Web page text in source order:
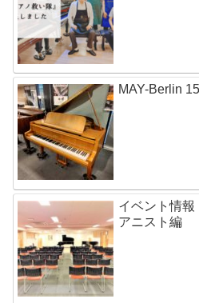
MAY-Berlin
イベント情
アニスト編